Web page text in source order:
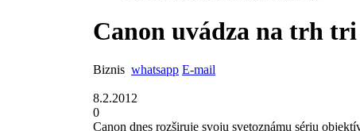
Canon uvádza na trh
Biznis whatsapp E-mail
8.2.2012
0
Canon dnes rozširuje svoju svetoznámu sériu